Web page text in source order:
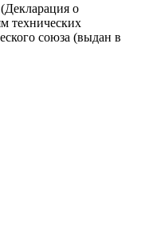
о
технических
союза (выдан в